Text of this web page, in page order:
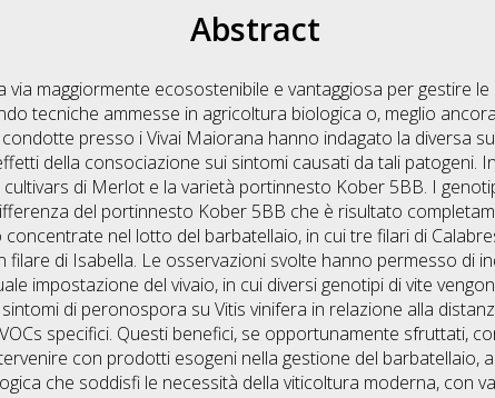
Abstract
maggiormente ecosostenibile e vantaggiosa per gestire
tecniche ammesse in agricoltura biologica o, meglio
presso i Vivai Maiorana hanno indagato la diversa
della consociazione sui sintomi causati da tali patogeni.
di Merlot e la varietà portinnesto Kober 5BB. I
del portinnesto Kober 5BB che è risultato
nel lotto del barbatellaio, in cui tre filari di
di Isabella. Le osservazioni svolte hanno permesso di
impostazione del vivaio, in cui diversi genotipi di vite
di peronospora su Vitis vinifera in relazione alla
specifici. Questi benefici, se opportunamente sfruttati,
con prodotti esogeni nella gestione del barbatellaio,
che soddisfi le necessità della viticoltura moderna, con